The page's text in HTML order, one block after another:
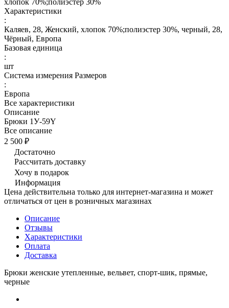
хлопок 70%;полиэстер 30%
Характеристики
:
Каляев, 28, Женский, хлопок 70%;полиэстер 30%, черный, 28,
Чёрный, Европа
Базовая единица
:
шт
Система измерения Размеров
:
Европа
Все характеристики
Описание
Брюки 1У-59Y
Все описание
2 500 ₽
Достаточно
Рассчитать доставку
Хочу в подарок
Информация
Цена действительна только для интернет-магазина и может
отличаться от цен в розничных магазинах
Описание
Отзывы
Характеристики
Оплата
Доставка
Брюки женские утепленные, вельвет, спорт-шик, прямые,
черные